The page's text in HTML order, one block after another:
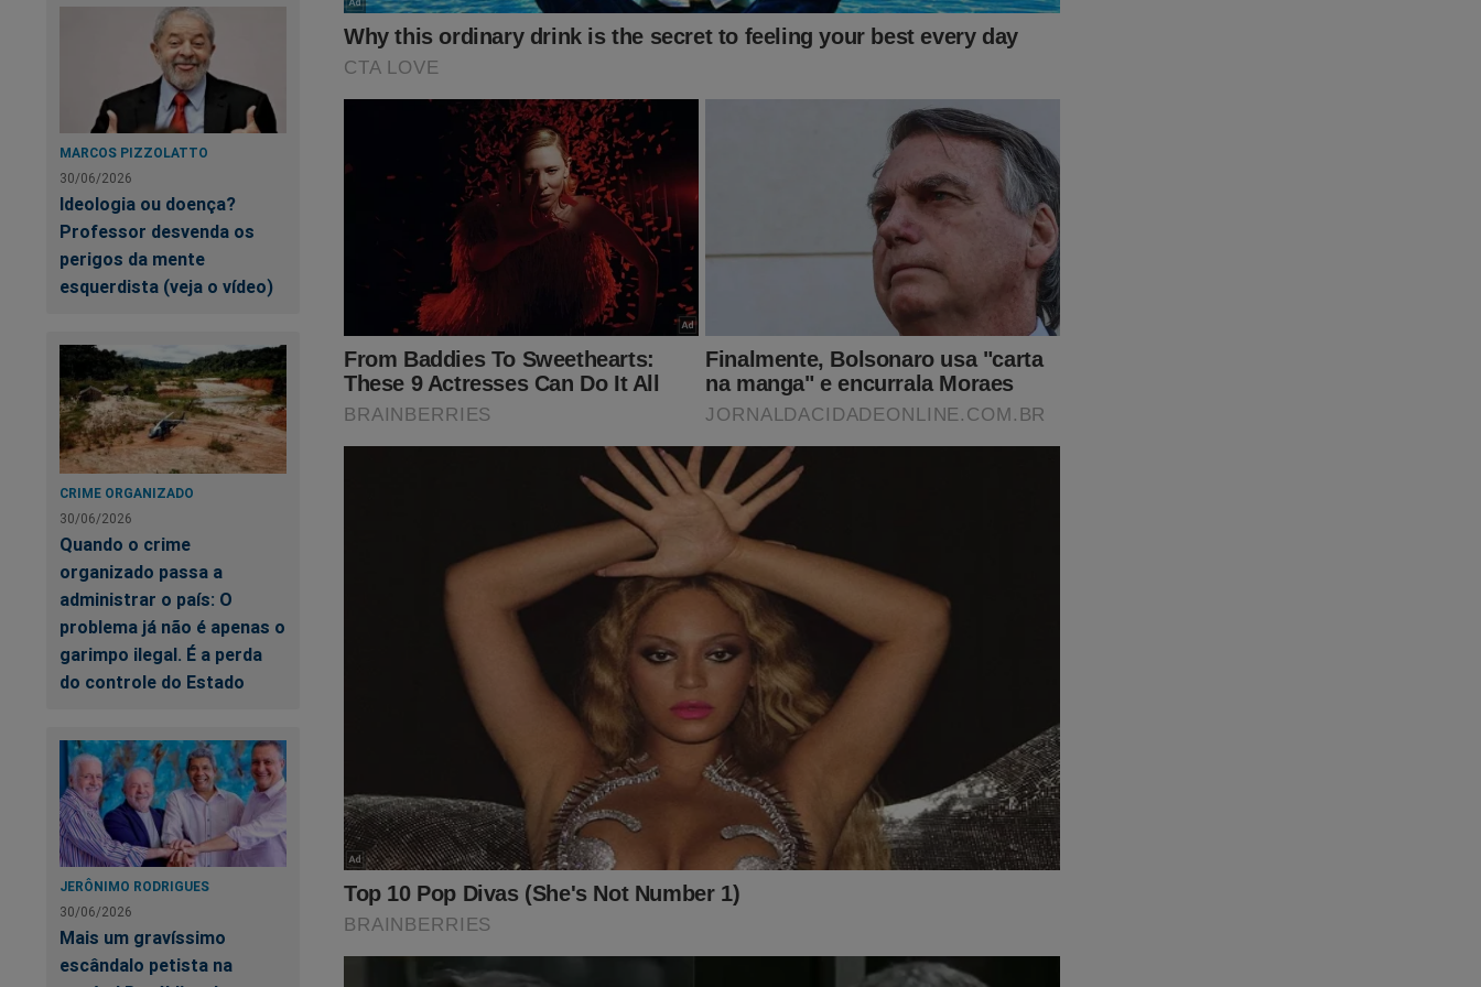
MARCOS PIZZOLATTO
30/06/2026
Ideologia ou doença?
Professor desvenda os
perigos da mente
esquerdista (veja o vídeo)
CRIME ORGANIZADO
30/06/2026
Quando o crime
organizado passa a
administrar o país: O
problema já não é apenas o
garimpo ilegal. É a perda
do controle do Estado
JERÔNIMO RODRIGUES
30/06/2026
Mais um gravíssimo
escândalo petista na